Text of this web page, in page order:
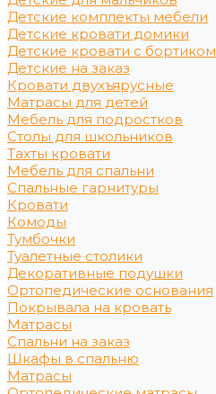
Детские комплекты мебели
Детские кровати домики
Детские кровати с бортиком
Детские на заказ
Кровати двухъярусные
Матрасы для детей
Мебель для подростков
Столы для школьников
Тахты кровати
Мебель для спальни
Спальные гарнитуры
Кровати
Комоды
Тумбочки
Туалетные столики
Декоративные подушки
Ортопедические основания
Покрывала на кровать
Матрасы
Спальни на заказ
Шкафы в спальню
Матрасы